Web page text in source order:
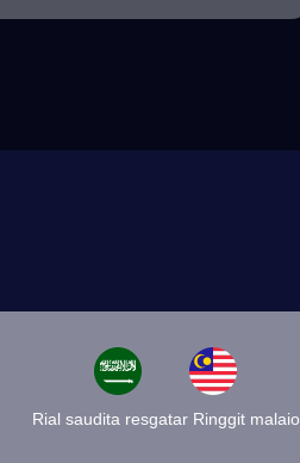
Rial saudita resgatar Ringgit malaio